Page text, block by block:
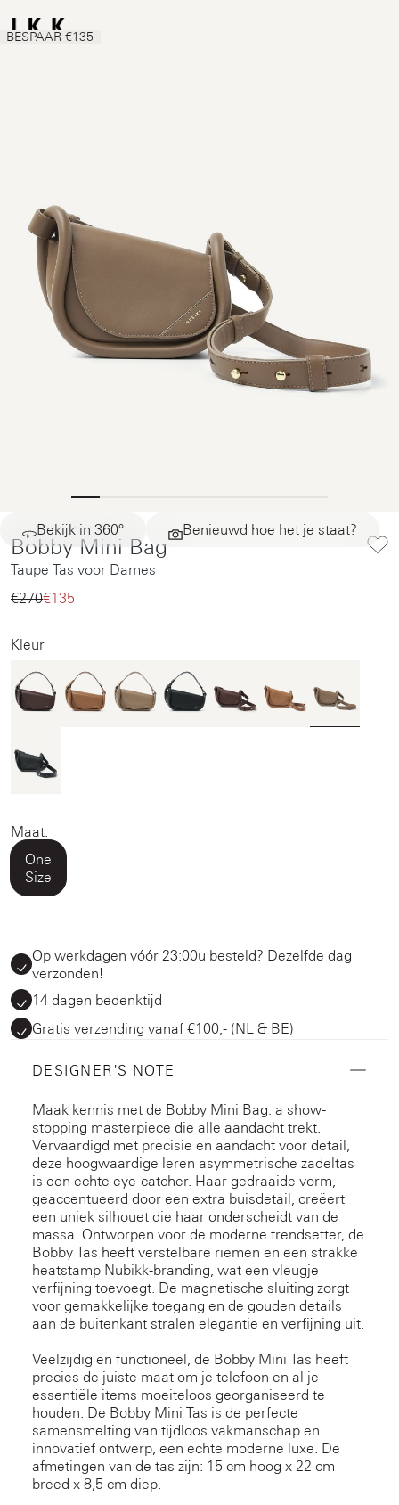
Bekijk in 360° Benieuwd hoe het je staat?
BESPAAR €135
Bobby Mini Bag
Taupe Tas voor Dames
€270‌€135‌
Kleur
Maat:
One
Size
Op werkdagen vóór 23:00u besteld? Dezelfde dag
verzonden!
14 dagen bedenktijd
Gratis verzending vanaf €100,- (NL & BE)
DESIGNER'S NOTE
Maak kennis met de Bobby Mini Bag: a show-
stopping masterpiece die alle aandacht trekt.
Vervaardigd met precisie en aandacht voor detail,
deze hoogwaardige leren asymmetrische zadeltas
is een echte eye-catcher. Haar gedraaide vorm,
geaccentueerd door een extra buisdetail, creëert
een uniek silhouet die haar onderscheidt van de
massa. Ontworpen voor de moderne trendsetter, de
Bobby Tas heeft verstelbare riemen en een strakke
heatstamp Nubikk-branding, wat een vleugje
verfijning toevoegt. De magnetische sluiting zorgt
voor gemakkelijke toegang en de gouden details
aan de buitenkant stralen elegantie en verfijning uit.
Veelzijdig en functioneel, de Bobby Mini Tas heeft
precies de juiste maat om je telefoon en al je
essentiële items moeiteloos georganiseerd te
houden. De Bobby Mini Tas is de perfecte
samensmelting van tijdloos vakmanschap en
innovatief ontwerp, een echte moderne luxe. De
afmetingen van de tas zijn: 15 cm hoog x 22 cm
breed x 8,5 cm diep.